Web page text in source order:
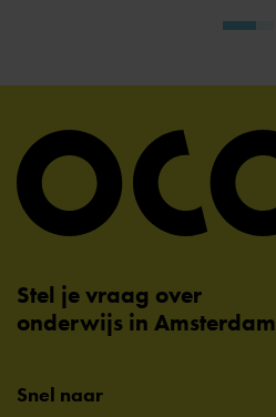
Stel je vraag over
onderwijs in Amsterdam
Snel naar